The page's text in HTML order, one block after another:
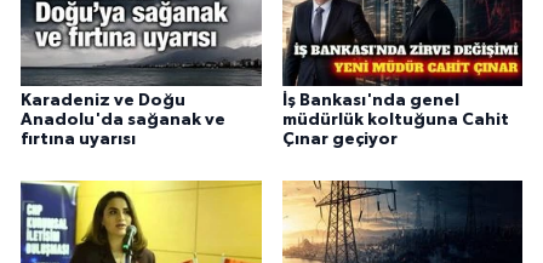
Karadeniz ve Doğu
Anadolu'da sağanak ve
fırtına uyarısı
İş Bankası'nda genel
müdürlük koltuğuna Cahit
Çınar geçiyor